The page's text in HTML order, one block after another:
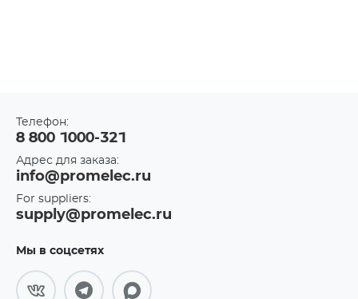
Телефон:
8 800 1000-321
Адрес для заказа:
info@promelec.ru
For suppliers:
supply@promelec.ru
Мы в соцсетях